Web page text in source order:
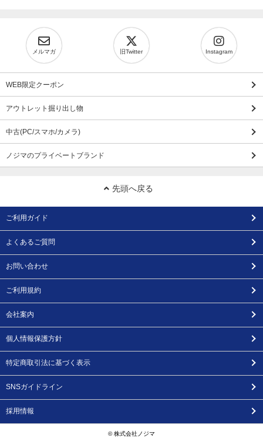
メルマガ 旧Twitter Instagram
WEB限定クーポン
アウトレット掘り出し物
中古(PC/スマホ/カメラ)
ノジマのプライベートブランド
先頭へ戻る
ご利用ガイド
よくあるご質問
お問い合わせ
ご利用規約
会社案内
個人情報保護方針
特定商取引法に基づく表示
SNSガイドライン
採用情報
© 株式会社ノジマ